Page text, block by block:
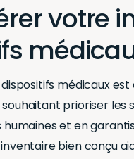
votre
médicaux
prioriser les
et en
bien conçu